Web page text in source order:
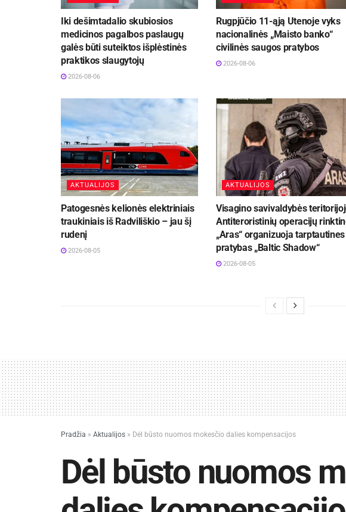
Iki dešimtadalio skubiosios
medicinos pagalbos paslaugų
galės būti suteiktos išplėstinės
praktikos slaugytojų
2026-08-06
Rugpjūčio 11-ąją Utenoje vyks
nacionalinės „Maisto banko“
civilinės saugos pratybos
2026-08-06
AKTUALIJOS
Patogesnės kelionės elektriniais
traukiniais iš Radviliškio – jau šį
rudenį
2026-08-05
AKTUALIJOS
Visagino savivaldybės
Antiteroristinių operacijų
„Aras“ organizuoja tarptautines
pratybas „Baltic Shadow“
2026-08-05
Pradžia » Aktualijos » Dėl būsto nuomos mokesčio dalies kompensacijos
Dėl būsto nuomos